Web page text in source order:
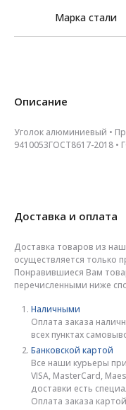
Марка стали
Описание
Уголок алюминиевый •
9410053ГОСТ8617-2018 •
Доставка и оплата
Доставка товаров из
осуществляется только
Понравившиеся Вам
перечисленными ниже
Наличными
Оплата заказа
всех пунктах
Банковской картой
Все наши курьеры
VISA, MasterCard,
доставки есть
Оплата заказа